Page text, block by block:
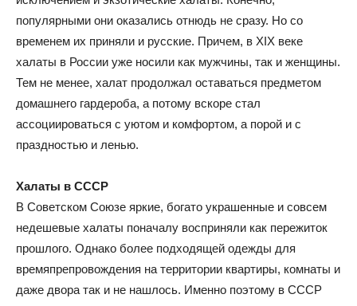
популярными они оказались отнюдь не сразу. Но со
временем их приняли и русские. Причем, в XIX веке
халаты в России уже носили как мужчины, так и женщины.
Тем не менее, халат продолжал оставаться предметом
домашнего гардероба, а потому вскоре стал
ассоциироваться с уютом и комфортом, а порой и с
праздностью и ленью.
Халаты в СССР
В Советском Союзе яркие, богато украшенные и совсем
недешевые халаты поначалу восприняли как пережиток
прошлого. Однако более подходящей одежды для
времяпрепровождения на территории квартиры, комнаты и
даже двора так и не нашлось. Именно поэтому в СССР